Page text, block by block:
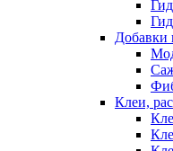
Добавки
Клеи,